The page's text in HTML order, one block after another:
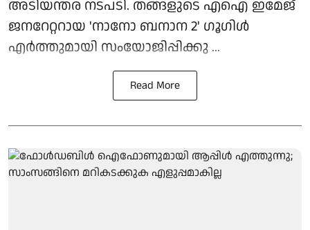
അടിയന്തര നടപടി. തങ്ങളുടെ എഐ ഇമേജ്
ജനറേറ്ററായ 'നാനോ ബനാന 2' ഗൂഗിള്‍
എര്‍ത്തുമായി സംയോജിപ്പിക്കു ...
Read More